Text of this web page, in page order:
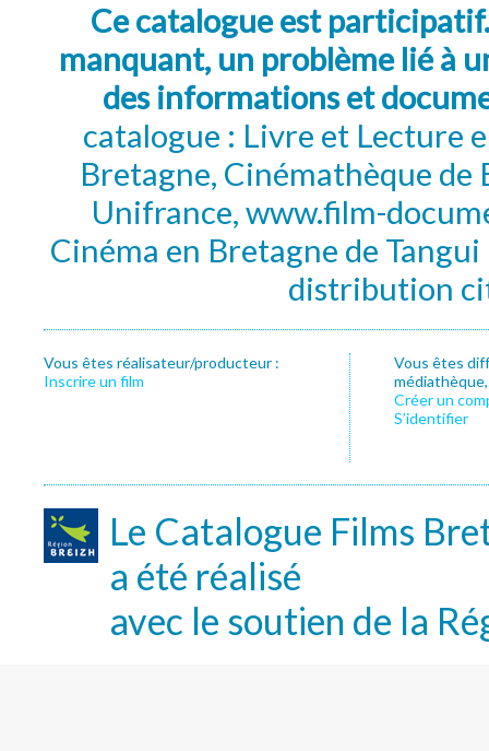
Ce catalogue est
manquant, un problème lié à
des informations et
catalogue : Livre et Lecture
Bretagne, Cinémathèque de
Unifrance, www.film-
Cinéma en Bretagne de
distribution
Vous êtes réalisateur/producteur :
Inscrire un film
Vous êtes
Créer un
S’identifier
Le Catalogue Films
a été réalisé
avec le soutien de la